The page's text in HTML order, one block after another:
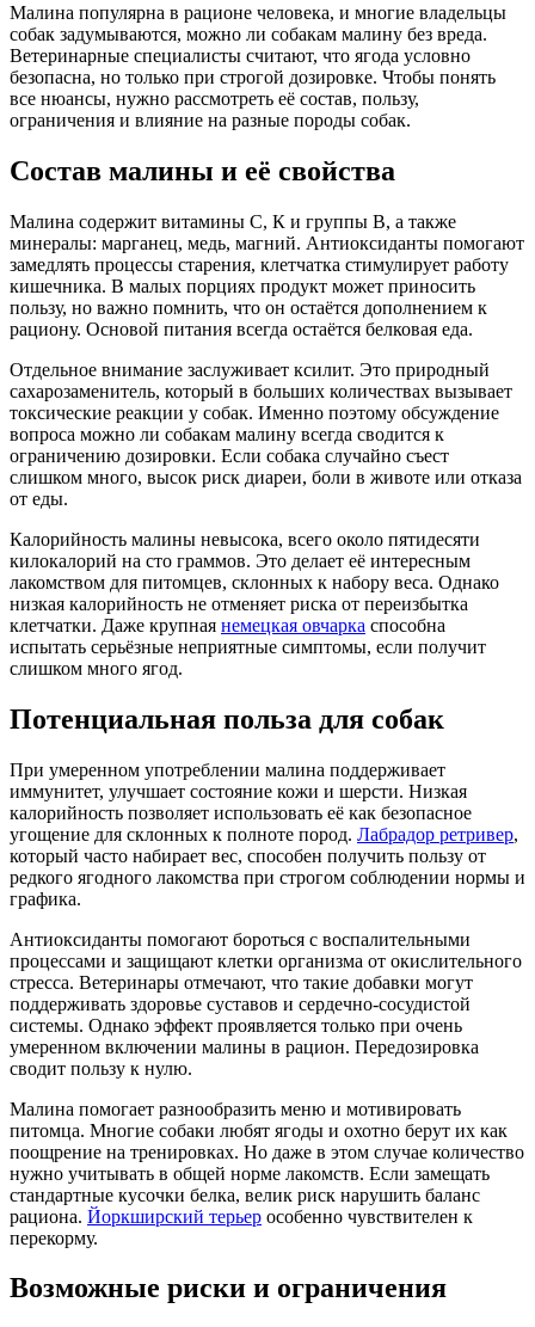
Малина популярна в рационе человека, и многие владельцы
собак задумываются, можно ли собакам малину без вреда.
Ветеринарные специалисты считают, что ягода условно
безопасна, но только при строгой дозировке. Чтобы понять
все нюансы, нужно рассмотреть её состав, пользу,
ограничения и влияние на разные породы собак.
Состав малины и её свойства
Малина содержит витамины С, К и группы В, а также
минералы: марганец, медь, магний. Антиоксиданты помогают
замедлять процессы старения, клетчатка стимулирует работу
кишечника. В малых порциях продукт может приносить
пользу, но важно помнить, что он остаётся дополнением к
рациону. Основой питания всегда остаётся белковая еда.
Отдельное внимание заслуживает ксилит. Это природный
сахарозаменитель, который в больших количествах вызывает
токсические реакции у собак. Именно поэтому обсуждение
вопроса можно ли собакам малину всегда сводится к
ограничению дозировки. Если собака случайно съест
слишком много, высок риск диареи, боли в животе или отказа
от еды.
Калорийность малины невысока, всего около пятидесяти
килокалорий на сто граммов. Это делает её интересным
лакомством для питомцев, склонных к набору веса. Однако
низкая калорийность не отменяет риска от переизбытка
клетчатки. Даже крупная немецкая овчарка способна
испытать серьёзные неприятные симптомы, если получит
слишком много ягод.
Потенциальная польза для собак
При умеренном употреблении малина поддерживает
иммунитет, улучшает состояние кожи и шерсти. Низкая
калорийность позволяет использовать её как безопасное
угощение для склонных к полноте пород. Лабрадор ретривер,
который часто набирает вес, способен получить пользу от
редкого ягодного лакомства при строгом соблюдении нормы и
графика.
Антиоксиданты помогают бороться с воспалительными
процессами и защищают клетки организма от окислительного
стресса. Ветеринары отмечают, что такие добавки могут
поддерживать здоровье суставов и сердечно-сосудистой
системы. Однако эффект проявляется только при очень
умеренном включении малины в рацион. Передозировка
сводит пользу к нулю.
Малина помогает разнообразить меню и мотивировать
питомца. Многие собаки любят ягоды и охотно берут их как
поощрение на тренировках. Но даже в этом случае количество
нужно учитывать в общей норме лакомств. Если замещать
стандартные кусочки белка, велик риск нарушить баланс
рациона. Йоркширский терьер особенно чувствителен к
перекорму.
Возможные риски и ограничения